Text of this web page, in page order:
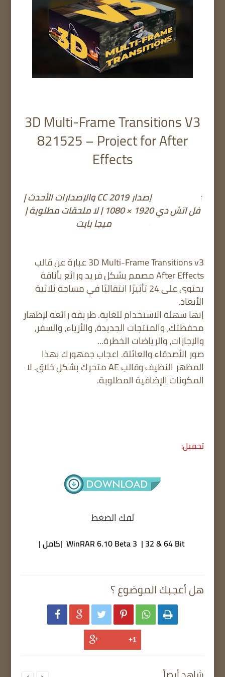
3D Multi-Frame Transitions V3
821525 – Project for After
Effects
After Effects إصدار CC 2019 والإصدارات الأحدث |
فل اتش دي 1920 × 1080 | لا ملحقات مطلوبة |
3D Multi-Frame Transitions v3 عبارة عن قالب
After Effects مصمم بشكل فريد ورائع بأناقة
يحتوي على 24 تأثيرًا انتقاليًا في مساحة ثلاثية
الأبعاد.
إنها سهلة الاستخدام للغاية. طريقة رائعة لإظهار
محفظتك، والمنتجات الجديدة، والأزياء، والسفر،
والإجازات، والرياضات الخطرة...
صور الأصدقاء والعائلة. اعجاب جمهورك بهذا
المظهر النظيف وقالب AE متحرك بشكل خلاق. لا
المكونات الإضافية المطلوبة.
تحميل:
لفك الضغط
WinRAR 6.10 Beta 3 | 32 & 64 Bit |كامل |
هل أعجبك الموضوع ؟
     